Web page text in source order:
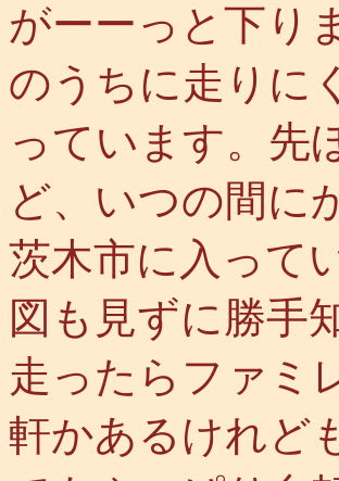
がーーっと下り
のうちに走りに
っています。先
ど、いつの間に
茨木市に入って
図も見ずに勝手
走ったらファミ
軒かあるけれど